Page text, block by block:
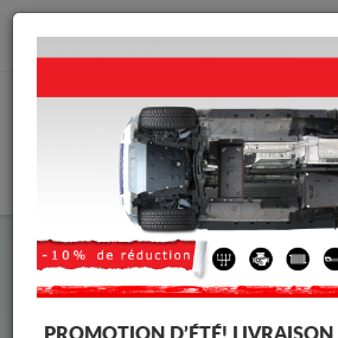
Protection Sous Moteur Volkswagen
Protection Sous Moteur Volkswagen
Marques